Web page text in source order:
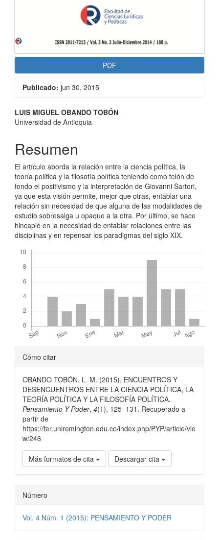
PDF
Publicado: jun 30, 2015
Contenido
principal
del
artículo
LUIS MIGUEL OBANDO TOBÓN
Universidad de Antioquia
Resumen
El artículo aborda la relación entre la ciencia política, la
teoría política y la filosofía política teniendo como telón de
fondo el positivismo y la interpretación de Giovanni Sartori,
ya que esta visión permite, mejor que otras, entablar una
relación sin necesidad de que alguna de las modalidades de
estudio sobresalga u opaque a la otra. Por último, se hace
hincapié en la necesidad de entablar relaciones entre las
disciplinas y en repensar los paradigmas del siglo XIX.
Detalles
del
artículo
Cómo citar
OBANDO TOBÓN, L. M. (2015). ENCUENTROS Y
DESENCUENTROS ENTRE LA CIENCIA POLÍTICA, LA
TEORÍA POLÍTICA Y LA FILOSOFÍA POLÍTICA.
Pensamiento Y Poder, 4(1), 125–131. Recuperado a
partir de
https://fer.uniremington.edu.co/index.php/PYP/article/vie
w/246
Más formatos de cita Descargar cita
Número
Vol. 4 Núm. 1 (2015): PENSAMIENTO Y PODER